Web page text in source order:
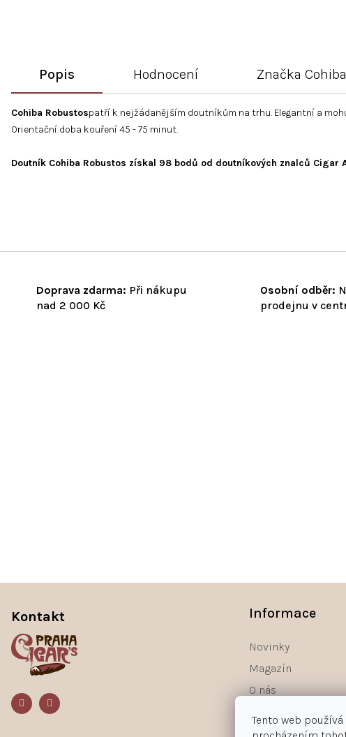
Tento web
Doprava zdarma: Při nákupu
nad 2 000 Kč
Osobní odběr:
prodejnu v
Popis Hodnocení Značka Cohiba
Cohiba Robustospatří k nejžádanějším doutníkům na trhu. Elegantní a
Orientační doba kouření 45 - 75 minut.
Doutník Cohiba Robustos získal 98 bodů od doutníkových znalců Cigar
Informace
Novinky
Magazín
O nás
Kontakt